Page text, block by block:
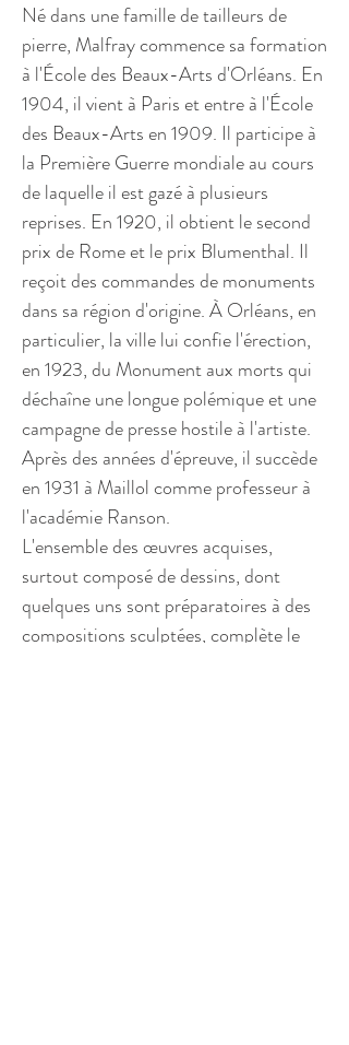
Né dans une famille de tailleurs de
pierre, Malfray commence sa formation
à l'École des Beaux-Arts d'Orléans. En
1904, il vient à Paris et entre à l'École
des Beaux-Arts en 1909. Il participe à
la Première Guerre mondiale au cours
de laquelle il est gazé à plusieurs
reprises. En 1920, il obtient le second
prix de Rome et le prix Blumenthal. Il
reçoit des commandes de monuments
dans sa région d'origine. À Orléans, en
particulier, la ville lui confie l'érection,
en 1923, du Monument aux morts qui
déchaîne une longue polémique et une
campagne de presse hostile à l'artiste.
Après des années d'épreuve, il succède
en 1931 à Maillol comme professeur à
l'académie Ranson.
L'ensemble des œuvres acquises,
surtout composé de dessins, dont
quelques uns sont préparatoires à des
compositions sculptées, complète le